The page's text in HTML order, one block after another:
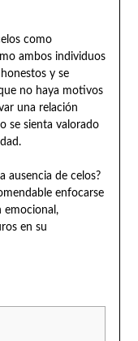
como
ambos individuos
y se
no haya motivos
una relación
se sienta valorado
ausencia de celos?
enfocarse
emocional,
en su